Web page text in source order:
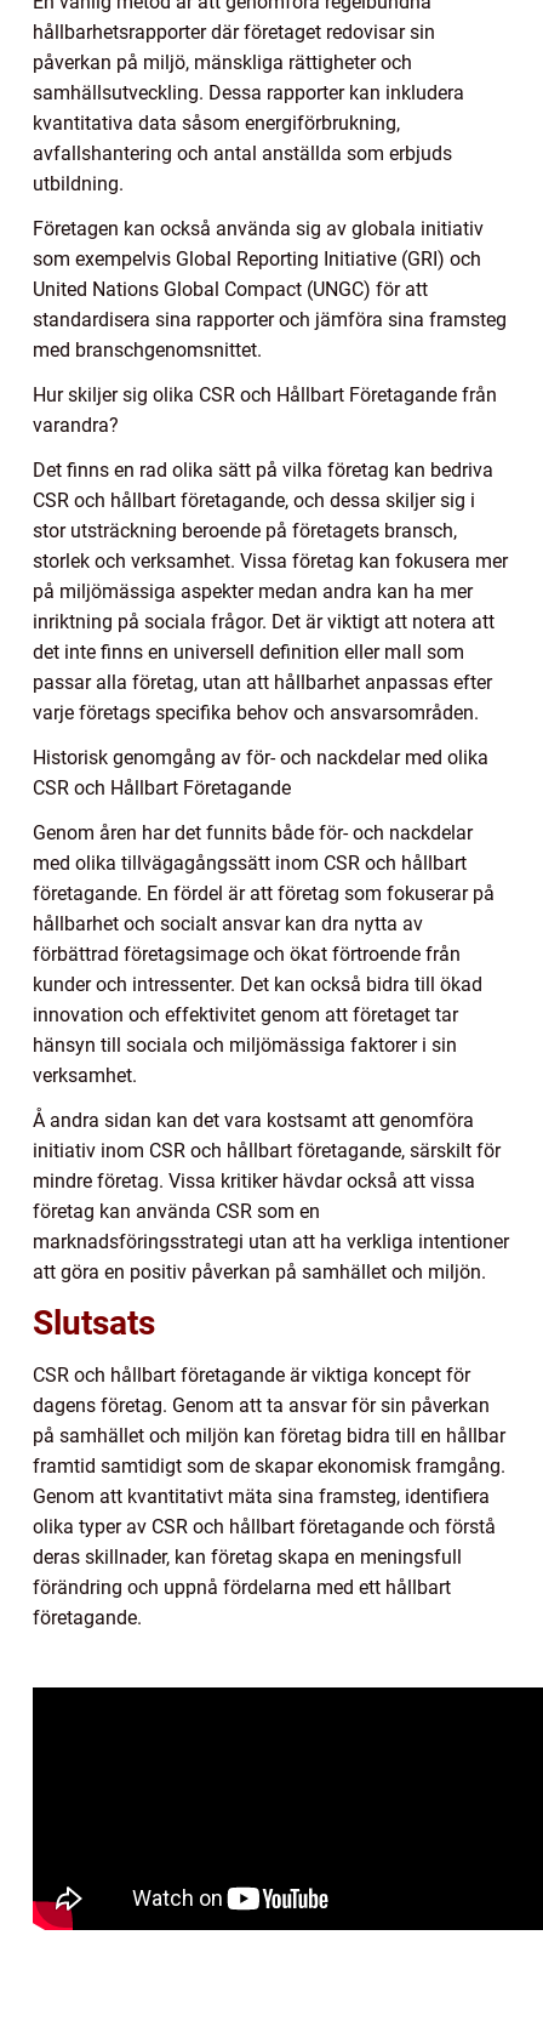
hållbarhetsrapporter där företaget redovisar sin
påverkan på miljö, mänskliga rättigheter och
samhällsutveckling. Dessa rapporter kan inkludera
kvantitativa data såsom energiförbrukning,
avfallshantering och antal anställda som erbjuds
utbildning.
Företagen kan också använda sig av globala initiativ
som exempelvis Global Reporting Initiative (GRI) och
United Nations Global Compact (UNGC) för att
standardisera sina rapporter och jämföra sina framsteg
med branschgenomsnittet.
Hur skiljer sig olika CSR och Hållbart Företagande från
varandra?
Det finns en rad olika sätt på vilka företag kan bedriva
CSR och hållbart företagande, och dessa skiljer sig i
stor utsträckning beroende på företagets bransch,
storlek och verksamhet. Vissa företag kan fokusera mer
på miljömässiga aspekter medan andra kan ha mer
inriktning på sociala frågor. Det är viktigt att notera att
det inte finns en universell definition eller mall som
passar alla företag, utan att hållbarhet anpassas efter
varje företags specifika behov och ansvarsområden.
Historisk genomgång av för- och nackdelar med olika
CSR och Hållbart Företagande
Genom åren har det funnits både för- och nackdelar
med olika tillvägagångssätt inom CSR och hållbart
företagande. En fördel är att företag som fokuserar på
hållbarhet och socialt ansvar kan dra nytta av
förbättrad företagsimage och ökat förtroende från
kunder och intressenter. Det kan också bidra till ökad
innovation och effektivitet genom att företaget tar
hänsyn till sociala och miljömässiga faktorer i sin
verksamhet.
Å andra sidan kan det vara kostsamt att genomföra
initiativ inom CSR och hållbart företagande, särskilt för
mindre företag. Vissa kritiker hävdar också att vissa
företag kan använda CSR som en
marknadsföringsstrategi utan att ha verkliga intentioner
att göra en positiv påverkan på samhället och miljön.
Slutsats
CSR och hållbart företagande är viktiga koncept för
dagens företag. Genom att ta ansvar för sin påverkan
på samhället och miljön kan företag bidra till en hållbar
framtid samtidigt som de skapar ekonomisk framgång.
Genom att kvantitativt mäta sina framsteg, identifiera
olika typer av CSR och hållbart företagande och förstå
deras skillnader, kan företag skapa en meningsfull
förändring och uppnå fördelarna med ett hållbart
företagande.